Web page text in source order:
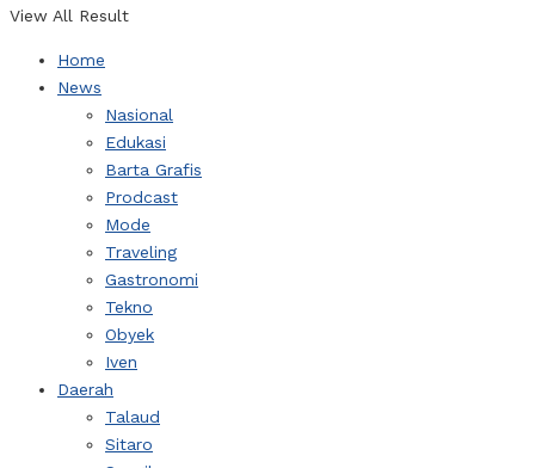
View All Result
Home
News
Nasional
Edukasi
Barta Grafis
Prodcast
Mode
Traveling
Gastronomi
Tekno
Obyek
Iven
Daerah
Talaud
Sitaro